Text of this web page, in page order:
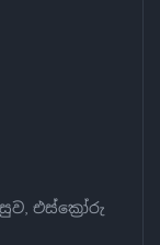
එස්ක්‍රෝරු